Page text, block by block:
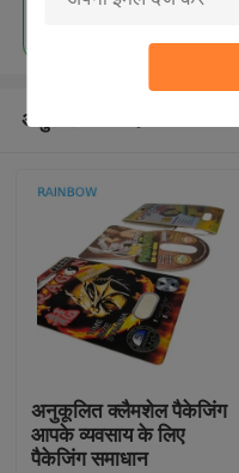
अनुशंसित उत्पाद
अनुकूलित क्लैमशेल पैकेजिंग
आपके व्यवसाय के लिए
पैकेजिंग समाधान